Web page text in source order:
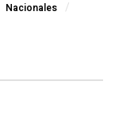
Nacionales